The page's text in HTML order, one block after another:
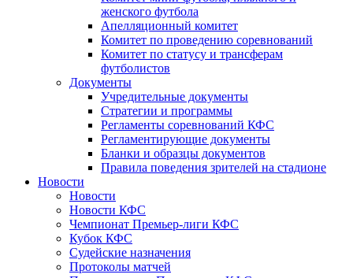
женского футбола
Апелляционный комитет
Комитет по проведению соревнований
Комитет по статусу и трансферам
футболистов
Документы
Учредительные документы
Стратегии и программы
Регламенты соревнований КФС
Регламентирующие документы
Бланки и образцы документов
Правила поведения зрителей на стадионе
Новости
Новости
Новости КФС
Чемпионат Премьер-лиги КФС
Кубок КФС
Судейские назначения
Протоколы матчей